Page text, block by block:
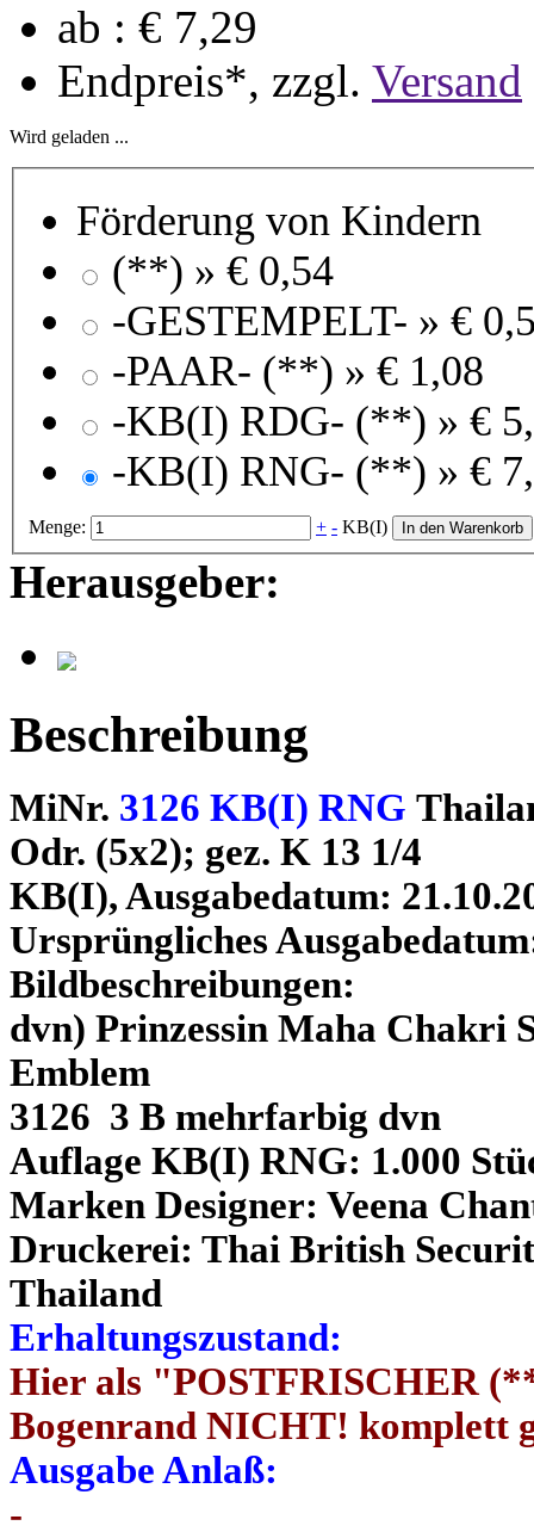
ab : € 7,29
Endpreis*, zzgl. Versand
Wird geladen ...
Förderung von Kindern
(**) » € 0,54
-GESTEMPELT- » €
-PAAR- (**) » € 1,08
-KB(I) RDG- (**) » €
-KB(I) RNG- (**) » €
Menge: + - KB(I) In den Warenkorb
Herausgeber:
Beschreibung
MiNr. 3126 KB(I) RNG
Odr. (5x2); gez. K 13 1/4
KB(I), Ausgabedatum:
Ursprüngliches
Bildbeschreibungen:
dvn) Prinzessin Maha Chakri
Emblem
3126 3 B mehrfarbig dvn
Auflage KB(I) RNG: 1.000
Marken Designer: Veena
Druckerei: Thai British
Thailand
Erhaltungszustand:
Hier als "POSTFRISCHER
Bogenrand NICHT! komplett
Ausgabe Anlaß:
-